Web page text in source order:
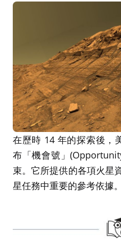
在歷時 14 年的探索後，
布「機會號」
束。它所提供的各項火星
星任務中重要的參考依據。